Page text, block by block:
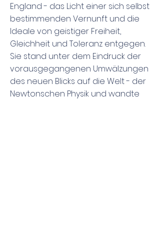
England - das Licht einer sich selbst
bestimmenden Vernunft und die
Ideale von geistiger Freiheit,
Gleichheit und Toleranz entgegen.
Sie stand unter dem Eindruck der
vorausgegangenen Umwälzungen
des neuen Blicks auf die Welt - der
Newtonschen Physik und wandte